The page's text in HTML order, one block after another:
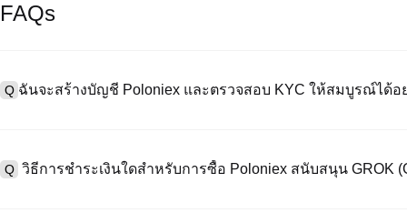
FAQs
Q ฉันจะสร้างบัญชี Poloniex และตรวจสอบ KYC ให้สมบูรณ์ได้อ
"ความปลอดภัย" อัปโหลดเอกสาร Id ที่ถูกต้องของคุณ และถ่ายเซลฟี่เ
Q วิธีการชำระเงินใดสำหรับการซื้อ Poloniex สนับสนุน GROK